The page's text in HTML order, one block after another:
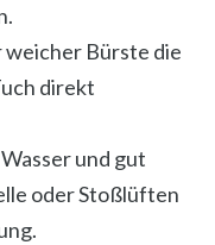
Bürste die
direkt
und gut
oder Stoßlüften